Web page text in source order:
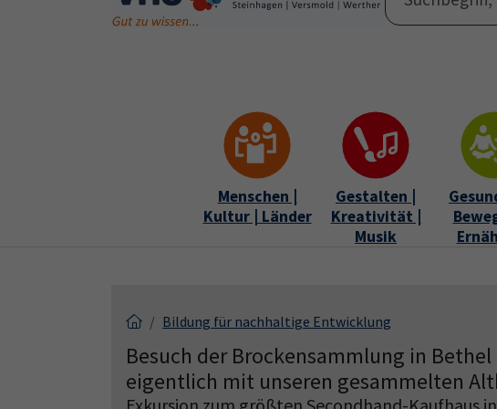
Skip to main content
Menschen |
Kultur | Länder
Gestalten |
Kreativität |
Musik
Bildung für nachhaltige Entwicklung
Besuch der Brockensammlung in
eigentlich mit unseren gesammelten